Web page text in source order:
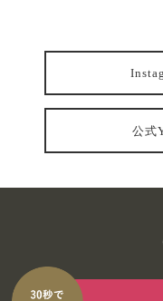
公式